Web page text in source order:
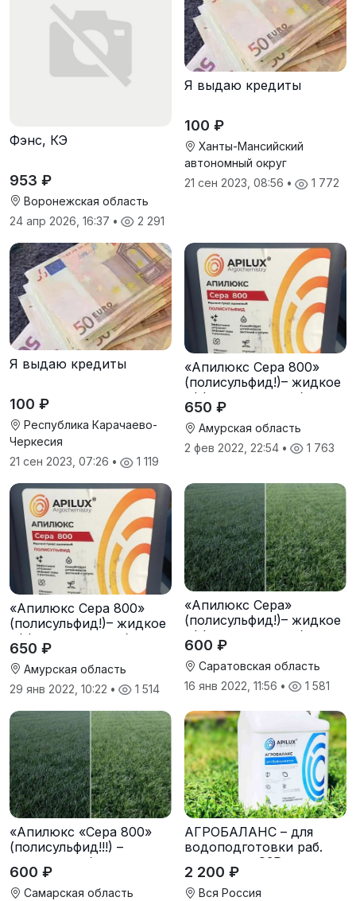
Фэнс, КЭ
953 ₽
Воронежская область
24 апр 2026, 16:37 • 2 291
Я выдаю кредиты
100 ₽
Ханты-Мансийский
автономный округ
21 сен 2023, 08:56 • 1 772
Я выдаю кредиты
100 ₽
Республика Карачаево-
Черкесия
21 сен 2023, 07:26 • 1 119
«Апилюкс Сера 800»
(полисульфид!)– жидкое
эффективное удобрение
с высоким содержанием
доступной серы
650 ₽
Амурская область
2 фев 2022, 22:54 • 1 763
«Апилюкс Сера 800»
(полисульфид!)– жидкое
эффективное удобрение
с высоким содержанием
доступной серы
650 ₽
Амурская область
29 янв 2022, 10:22 • 1 514
«Апилюкс Сера»
(полисульфид!)– жидкое
эффективное удобрение
с высоким содержанием
доступной серы
600 ₽
Саратовская область
16 янв 2022, 11:56 • 1 581
«Апилюкс «Сера 800»
(полисульфид!!!) –
жидкое удобрение с
высоким содержанием
доступной серы
600 ₽
Самарская область
АГРОБАЛАНС – для
водоподготовки раб.
растворов СЗР
(определитель и
регулятор кислотности и
2 200 ₽
Вся Россия